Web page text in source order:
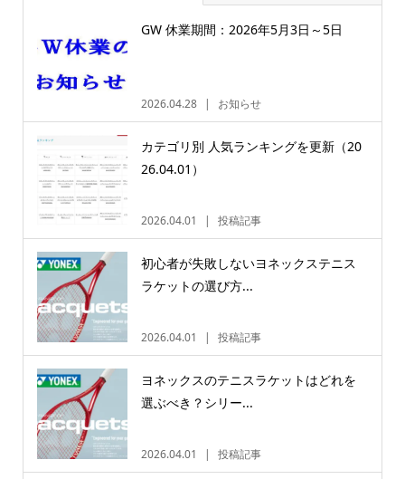
GW 休業期間：2026年5月3日～5日
2026.04.28 お知らせ
カテゴリ別 人気ランキングを更新（20
26.04.01）
2026.04.01 投稿記事
初心者が失敗しないヨネックステニス
ラケットの選び方...
2026.04.01 投稿記事
ヨネックスのテニスラケットはどれを
選ぶべき？シリー...
2026.04.01 投稿記事